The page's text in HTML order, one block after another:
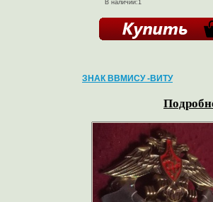
В наличии:1
ЗНАК ВВМИСУ -ВИТУ